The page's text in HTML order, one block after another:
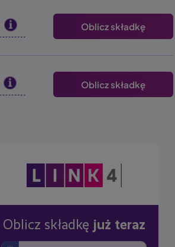
Oblicz składkę
Oblicz składkę
Obraz
Oblicz składkę już teraz